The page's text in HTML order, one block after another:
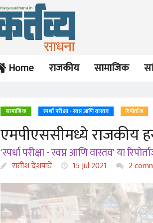
Home राजकीय सामाजिक
सामाजिक स्पर्धा परीक्षा - स्वप्न आणि वास्तव रिपोर्ताज
एमपीएससीमध्ये राजकीय
'स्पर्धा परीक्षा - स्वप्न आणि वास्तव' या
सतीश देशपांडे 15 Jul 2021 2